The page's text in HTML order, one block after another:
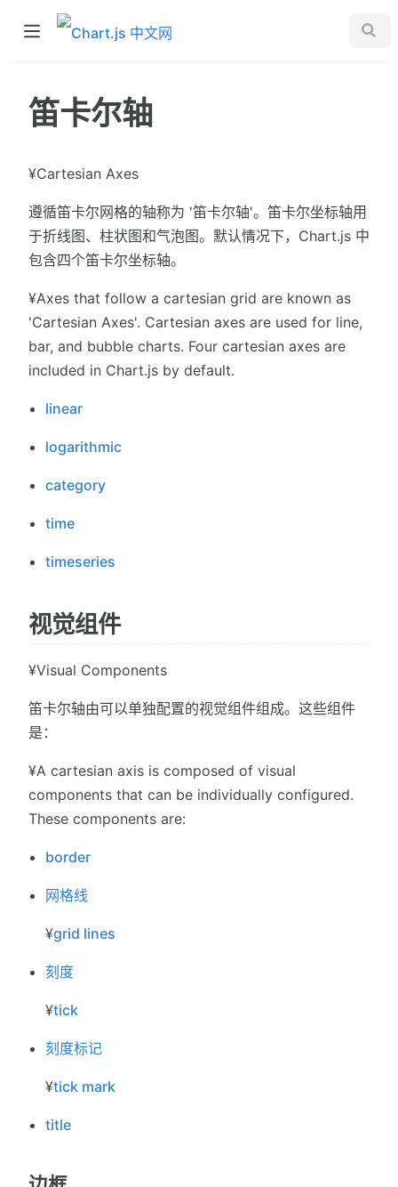
笛卡尔轴
¥Cartesian Axes
遵循笛卡尔网格的轴称为 '笛卡尔轴'。笛卡尔坐标轴用
于折线图、柱状图和气泡图。默认情况下，Chart.js 中
包含四个笛卡尔坐标轴。
¥Axes that follow a cartesian grid are known as
'Cartesian Axes'. Cartesian axes are used for line,
bar, and bubble charts. Four cartesian axes are
included in Chart.js by default.
linear
logarithmic
category
time
timeseries
视觉组件
¥Visual Components
笛卡尔轴由可以单独配置的视觉组件组成。这些组件
是：
¥A cartesian axis is composed of visual
components that can be individually configured.
These components are:
border
网格线
¥grid lines
刻度
¥tick
刻度标记
¥tick mark
title